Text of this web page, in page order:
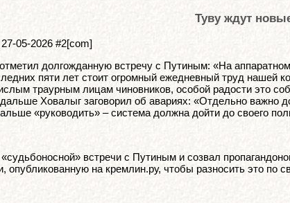
Туву ждут
27-05-2026 #2[com]
долгожданную встречу с Путиным: «На
пяти лет стоит огромный ежедневный труд нашей
траурным лицам чиновников, особой радости это
Ховалыг заговорил об авариях: «Отдельно важно
«руководить» – система должна дойти до своего
встречи с Путиным и созвал
опубликованную на кремлин.ру, чтобы разносить это